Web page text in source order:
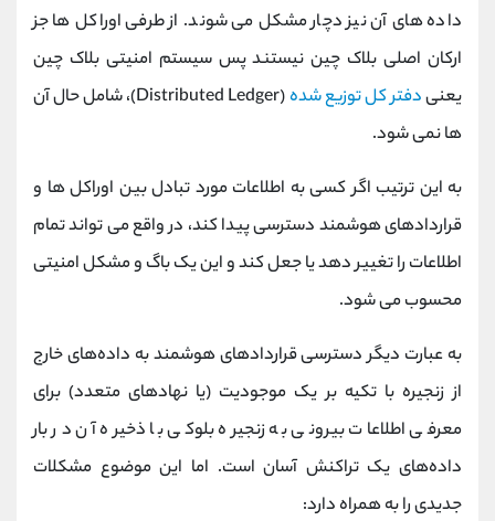
داده های آن نیز دچار مشکل می شوند. از طرفی اوراکل ها جز
ارکان اصلی بلاک چین نیستند پس سیستم امنیتی بلاک چین
یعنیدفتر کل توزیع شده
(Distributed Ledger)، شامل حال آن
ها نمی شود.
به این ترتیب اگر کسی به اطلاعات مورد تبادل بین اوراکل ها و
قراردادهای هوشمند دسترسی پیدا کند، در واقع می تواند تمام
اطلاعات را تغییر دهد یا جعل کند و این یک باگ و مشکل امنیتی
محسوب می شود.
به عبارت دیگر دسترسی قراردادهای هوشمند به داده‌های خارج
از زنجیره با تکیه بر یک موجودیت (یا نهادهای متعدد) برای
معرفی اطلاعات بیرونی به زنجیره بلوکی با ذخیره آن در بار
داده‌های یک تراکنش آسان است. اما این موضوع مشکلات
جدیدی را به همراه دارد: